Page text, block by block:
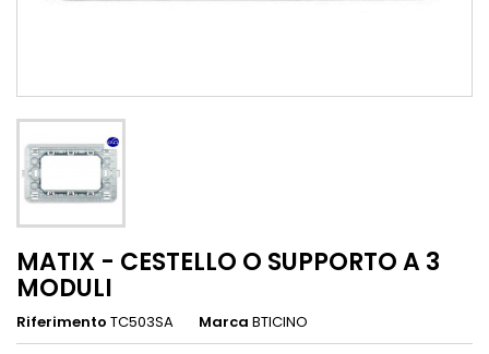
MATIX - CESTELLO O SUPPORTO A 3
MODULI
Riferimento TC503SA Marca BTICINO